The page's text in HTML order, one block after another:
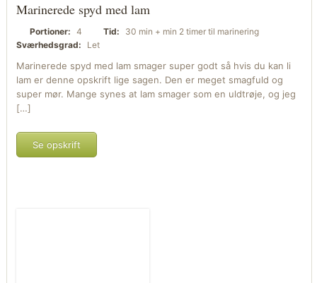
Marinerede spyd med lam
Portioner: 4 Tid:
30 min + min 2 timer til marinering
Sværhedsgrad:
Let
Marinerede spyd med lam smager super godt så hvis du kan li
lam er denne opskrift lige sagen. Den er meget smagfuld og
super mør. Mange synes at lam smager som en uldtrøje, og jeg
[…]
Se opskrift